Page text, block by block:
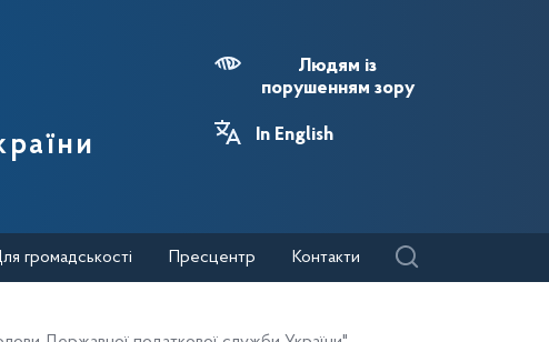
Людям із
порушенням зору
In English
громадськості Пресцентр Контакти